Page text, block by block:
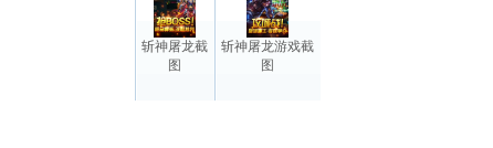
斩神屠龙截
图
斩神屠龙游戏截
图